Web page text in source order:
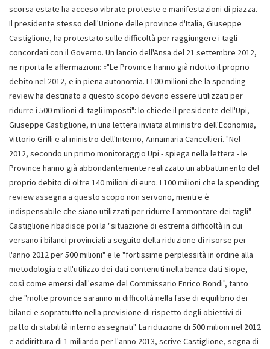
scorsa estate ha acceso vibrate proteste e manifestazioni di piazza.
Il presidente stesso dell'Unione delle province d'Italia, Giuseppe
Castiglione, ha protestato sulle difficoltà per raggiungere i tagli
concordati con il Governo. Un lancio dell'Ansa del 21 settembre 2012,
ne riporta le affermazioni: «"Le Province hanno già ridotto il proprio
debito nel 2012, e in piena autonomia. I 100 milioni che la spending
review ha destinato a questo scopo devono essere utilizzati per
ridurre i 500 milioni di tagli imposti": lo chiede il presidente dell'Upi,
Giuseppe Castiglione, in una lettera inviata al ministro dell'Economia,
Vittorio Grilli e al ministro dell'Interno, Annamaria Cancellieri. "Nel
2012, secondo un primo monitoraggio Upi - spiega nella lettera - le
Province hanno già abbondantemente realizzato un abbattimento del
proprio debito di oltre 140 milioni di euro. I 100 milioni che la spending
review assegna a questo scopo non servono, mentre è
indispensabile che siano utilizzati per ridurre l'ammontare dei tagli".
Castiglione ribadisce poi la "situazione di estrema difficoltà in cui
versano i bilanci provinciali a seguito della riduzione di risorse per
l'anno 2012 per 500 milioni" e le "fortissime perplessità in ordine alla
metodologia e all'utilizzo dei dati contenuti nella banca dati Siope,
così come emersi dall'esame del Commissario Enrico Bondi", tanto
che "molte province saranno in difficoltà nella fase di equilibrio dei
bilanci e soprattutto nella previsione di rispetto degli obiettivi di
patto di stabilità interno assegnati". La riduzione di 500 milioni nel 2012
e addirittura di 1 miliardo per l'anno 2013, scrive Castiglione, segna di